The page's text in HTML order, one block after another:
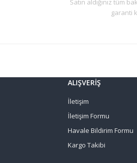
Satın aldığınız tüm
garanti
ALIŞVERİŞ
İletişim
İletişim Formu
Havale Bildirim Formu
Kargo Takibi